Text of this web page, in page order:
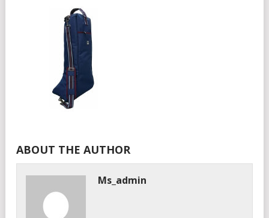
ABOUT THE AUTHOR
Ms_admin